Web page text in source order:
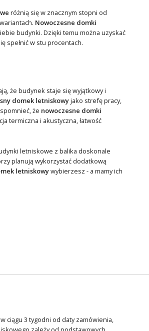
różnią się w znacznym stopni od
Nowoczesne domki
budynki. Dzięki temu można uzyskać
spełnić w stu procentach.
że budynek staje się wyjątkowy i
domek letniskowyjako strefę pracy,
że nowoczesne domki
termiczna i akustyczna, łatwość
letniskowe z balika doskonale
planują wykorzystać dodatkową
letniskowywybierzesz - a mamy ich
ciągu 3 tygodni od daty zamówienia,